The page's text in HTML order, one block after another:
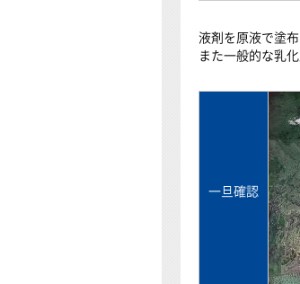
液剤を原液で塗
また一般的な乳
一旦確認